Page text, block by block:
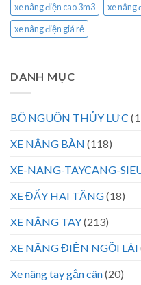
xe nâng điện cao 3m3
xe nâng
xe nâng điện giá rẻ
DANH MỤC
BỘ NGUỒN THỦY LỰC
XE NÂNG BÀN (118)
XE-NANG-TAYCANG-
XE ĐẨY HAI TẦNG(18)
XE NÂNG TAY(213)
XE NÂNG ĐIỆN NGỒI LÁI
Xe nâng tay gắn cân(20)